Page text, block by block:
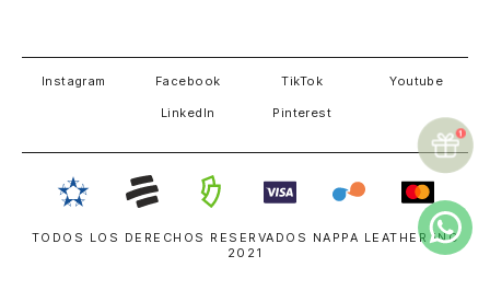
Costa Rica
Instagram
Facebook TikTok Youtube
LinkedIn Pinterest
TODOS LOS DERECHOS RESERVADOS NAPPA LEATHER INC
2021